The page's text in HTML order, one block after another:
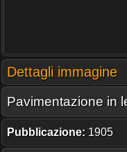
Dettagli immagine
Pavimentazione in
Pubblicazione: 1905